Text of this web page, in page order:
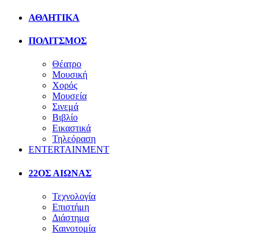
ΑΘΛΗΤΙΚΑ
ΠΟΛΙΤΣΜΟΣ
Θέατρο
Μουσική
Χορός
Μουσεία
Σινεμά
Βιβλίο
Εικαστικά
Τηλεόραση
ENTERTAINMENT
22ΟΣ ΑΙΩΝΑΣ
Τεχνολογία
Επιστήμη
Διάστημα
Καινοτομία